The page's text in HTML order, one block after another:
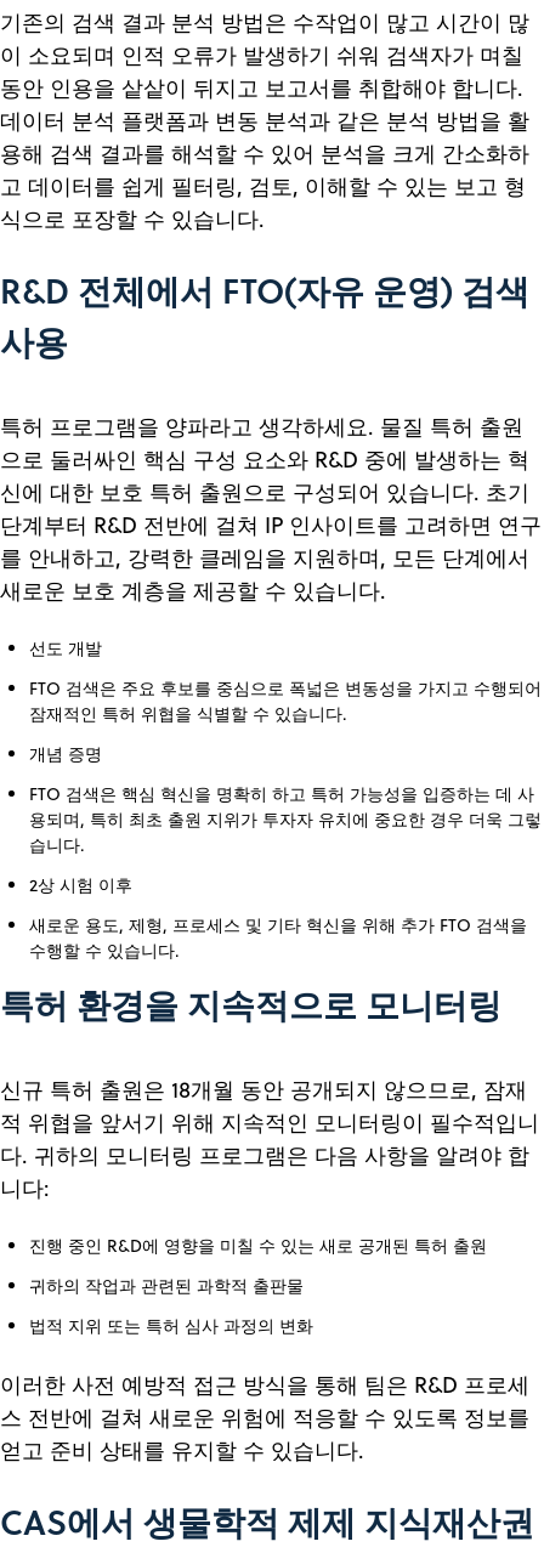
기존의 검색 결과 분석 방법은 수작업이 많고 시간이 많
이 소요되며 인적 오류가 발생하기 쉬워 검색자가 며칠
동안 인용을 샅샅이 뒤지고 보고서를 취합해야 합니다.
데이터 분석 플랫폼과 변동 분석과 같은 분석 방법을 활
용해 검색 결과를 해석할 수 있어 분석을 크게 간소화하
고 데이터를 쉽게 필터링, 검토, 이해할 수 있는 보고 형
식으로 포장할 수 있습니다.
R&D 전체에서 FTO(자유 운영) 검색
사용
특허 프로그램을 양파라고 생각하세요. 물질 특허 출원
으로 둘러싸인 핵심 구성 요소와 R&D 중에 발생하는 혁
신에 대한 보호 특허 출원으로 구성되어 있습니다. 초기
단계부터 R&D 전반에 걸쳐 IP 인사이트를 고려하면 연구
를 안내하고, 강력한 클레임을 지원하며, 모든 단계에서
새로운 보호 계층을 제공할 수 있습니다.
선도 개발
FTO 검색은 주요 후보를 중심으로 폭넓은 변동성을 가지고 수행되어
잠재적인 특허 위협을 식별할 수 있습니다.
개념 증명
FTO 검색은 핵심 혁신을 명확히 하고 특허 가능성을 입증하는 데 사
용되며, 특히 최초 출원 지위가 투자자 유치에 중요한 경우 더욱 그렇
습니다.
2상 시험 이후
새로운 용도, 제형, 프로세스 및 기타 혁신을 위해 추가 FTO 검색을
수행할 수 있습니다.
특허 환경을 지속적으로 모니터링
신규 특허 출원은 18개월 동안 공개되지 않으므로, 잠재
적 위협을 앞서기 위해 지속적인 모니터링이 필수적입니
다. 귀하의 모니터링 프로그램은 다음 사항을 알려야 합
니다:
진행 중인 R&D에 영향을 미칠 수 있는 새로 공개된 특허 출원
귀하의 작업과 관련된 과학적 출판물
법적 지위 또는 특허 심사 과정의 변화
이러한 사전 예방적 접근 방식을 통해 팀은 R&D 프로세
스 전반에 걸쳐 새로운 위험에 적응할 수 있도록 정보를
얻고 준비 상태를 유지할 수 있습니다.
CAS에서 생물학적 제제 지식재산권